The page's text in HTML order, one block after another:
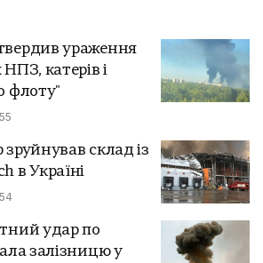
ураження
катерів і
флоту"
склад із
в Україні
удар по
залізницю у